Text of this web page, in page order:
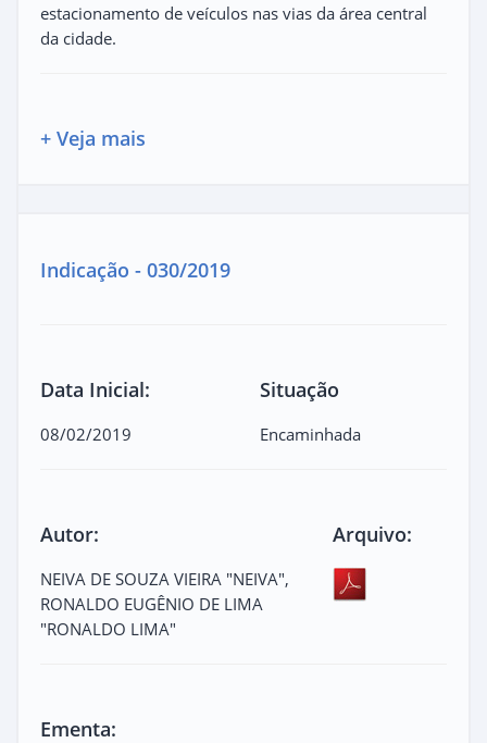
estacionamento de veículos nas vias da área central
da cidade.
+ Veja mais
Indicação - 030/2019
Data Inicial:
08/02/2019
Situação
Encaminhada
Autor:
NEIVA DE SOUZA VIEIRA "NEIVA",
RONALDO EUGÊNIO DE LIMA
"RONALDO LIMA"
Arquivo:
Ementa: